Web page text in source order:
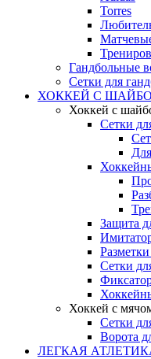
Torres
Гандбольные
Сетки для
ХОККЕЙ С
Хоккей с
Сетки
Защита
Сетки
Хоккей с
Сетки
Ворота
ЛЕГКАЯ